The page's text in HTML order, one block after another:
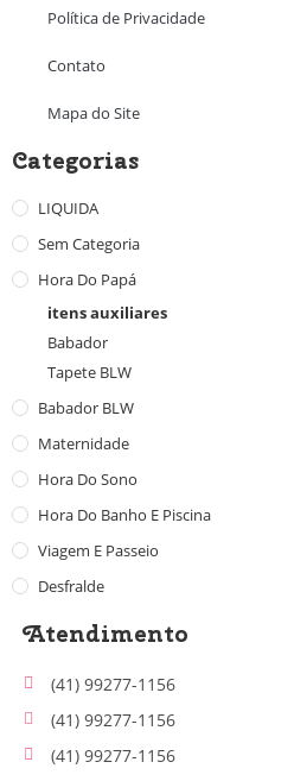
Política de Privacidade
Contato
Mapa do Site
Categorias
LIQUIDA
Sem Categoria
Hora Do Papá
itens auxiliares
Babador
Tapete BLW
Babador BLW
Maternidade
Hora Do Sono
Hora Do Banho E Piscina
Viagem E Passeio
Desfralde
Atendimento
(41) 99277-1156
(41) 99277-1156
(41) 99277-1156